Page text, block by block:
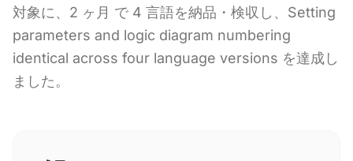
対象に、2 ヶ月 で 4 言語を納品・検収し、Setting
parameters and logic diagram numbering
identical across four language versions を達成し
ました。